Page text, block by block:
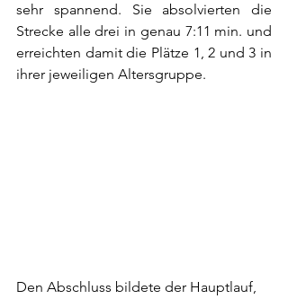
sehr spannend. Sie absolvierten die
Strecke alle drei in genau 7:11 min. und
erreichten damit die Plätze 1, 2 und 3 in
ihrer jeweiligen Altersgruppe.
Den Abschluss bildete der Hauptlauf,